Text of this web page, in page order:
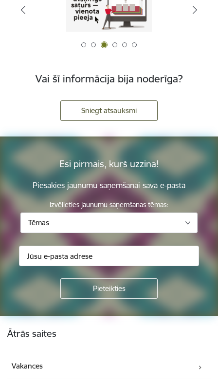
Vai šī informācija bija noderīga?
Sniegt atsauksmi
Esi pirmais, kurš uzzina!
Piesakies jaunumu saņemšanai savā e-pastā
Izvēlieties jaunumu saņemšanas tēmas:
Tēmas
Kājene
Ātrās saites
Vakances